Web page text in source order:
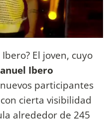
El joven, cuyo
Ibero
participantes
cierta visibilidad
alrededor de 245